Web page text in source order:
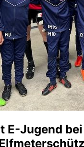
E-Jugend